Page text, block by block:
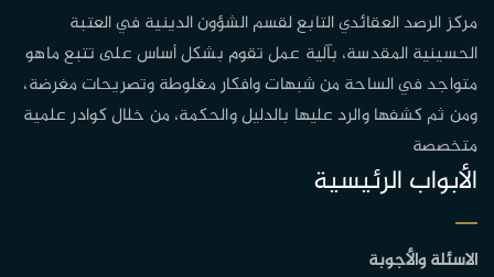
مركز الرصد العقائدي التابع لقسم الشؤون الدينية في العتبة
الحسينية المقدسة، بآلية عمل تقوم بشكل أساس على تتبع ماهو
متواجد في الساحة من شبهات وافكار مغلوطة وتصريحات مغرضة،
ومن ثم كشفها والرد عليها بالدليل والحكمة، من خلال كوادر علمية
متخصصة
الأبواب الرئيسية
الاسئلة والأجوبة